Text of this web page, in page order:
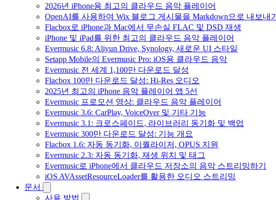
2026년 iPhone용 최고의 클라우드 음악 플레이어
OpenAI를 사용하여 Wix 블로그 게시물을 Markdown으로 내보내기
Flacbox로 iPhone과 Mac에서 무손실 FLAC 및 DSD 재생
iPhone 및 iPad를 위한 최고의 클라우드 음악 플레이어
Evermusic 6.8: Aliyun Drive, Synology, 새로운 UI 스타일
Setapp Mobile의 Evermusic Pro: iOS용 클라우드 음악
Evermusic 전 세계 1,100만 다운로드 달성
Flacbox 100만 다운로드 달성: Hi-Res 오디오
2025년 최고의 iPhone 음악 플레이어 앱 5선
Evermusic 프로모션 영상: 클라우드 음악 플레이어
Evermusic 3.6: CarPlay, VoiceOver 및 기타 기능
Evermusic 3.1: 크로스페이드, 라이브러리 동기화 및 백업
Evermusic 300만 다운로드 달성: 기능 개요
Flacbox 1.6: 자동 동기화, 이퀄라이저, OPUS 지원
Evermusic 2.3: 자동 동기화, 재생 위치 및 태그
Evermusic로 iPhone에서 클라우드 저장소의 음악 스트리밍하기
iOS AVAssetResourceLoader를 활용한 오디오 스트리밍
문서
사용 방법